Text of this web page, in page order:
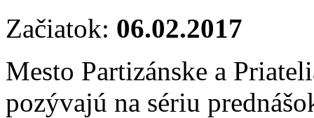
Začiatok: 06.02.2017
Mesto Partizánske a
pozývajú na sériu